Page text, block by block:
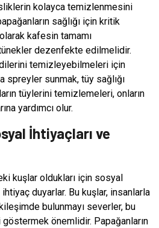
kolayca temizlenmesini
sağlığı için kritik
kafesin tamamı
dezenfekte edilmelidir.
temizleyebilmeleri için
spreyler sunmak, tüy sağlığı
tüylerini temizlemeleri, onların
yardımcı olur.
İhtiyaçları ve
kuşlar oldukları için sosyal
duyarlar. Bu kuşlar, insanlarla
bulunmayı severler, bu
önemlidir. Papağanların